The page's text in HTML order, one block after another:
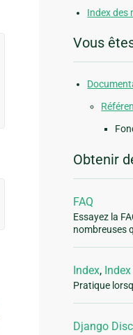
Index des
Vous
Obtenir
FAQ
Essayez la
nombreuses
Index,
Pratique
Django